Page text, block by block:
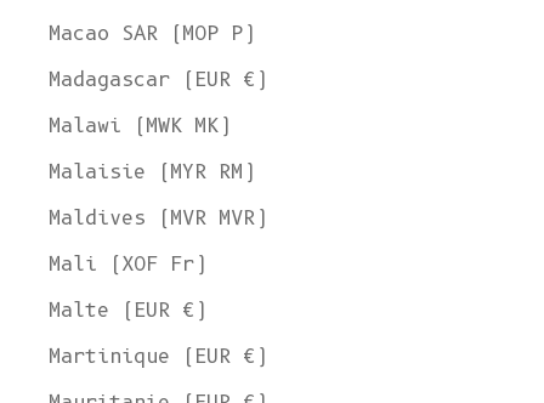
Macao SAR (MOP P)
Madagascar (EUR €)
Malawi (MWK MK)
Malaisie (MYR RM)
Maldives (MVR MVR)
Mali (XOF Fr)
Malte (EUR €)
Martinique (EUR €)